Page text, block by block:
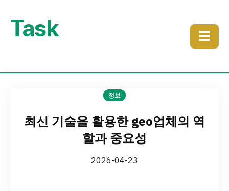
Task ☰
정보
최신 기술을 활용한 geo업체의 역
할과 중요성
2026-04-23